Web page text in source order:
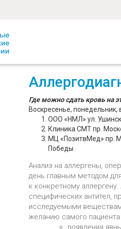
Где можно сдать кровь на
Воскресенье, понедельник,
ООО «НМЛ» ул.
Клиника СМТ пр.
МЦ «ПозитвМед» пр.
Победы
Анализ на аллергены,
день главным методом
к конкретному
специфических антител,
исследуемыми
желанию самого пациента
появления